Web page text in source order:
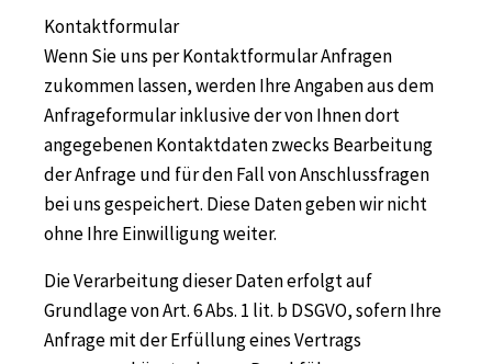
Kontaktformular
Wenn Sie uns per Kontaktformular Anfragen
zukommen lassen, werden Ihre Angaben aus dem
Anfrageformular inklusive der von Ihnen dort
angegebenen Kontaktdaten zwecks Bearbeitung
der Anfrage und für den Fall von Anschlussfragen
bei uns gespeichert. Diese Daten geben wir nicht
ohne Ihre Einwilligung weiter.
Die Verarbeitung dieser Daten erfolgt auf
Grundlage von Art. 6 Abs. 1 lit. b DSGVO, sofern Ihre
Anfrage mit der Erfüllung eines Vertrags